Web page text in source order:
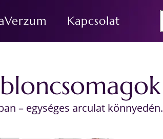
Kapcsolat
– egységes arculat könnyedén.